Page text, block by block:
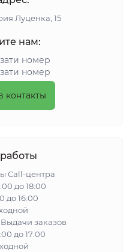
Луценка, 15
нам:
номер
номер
контакты
Call-центра
до 18:00
до 16:00
заказов
до 17:00